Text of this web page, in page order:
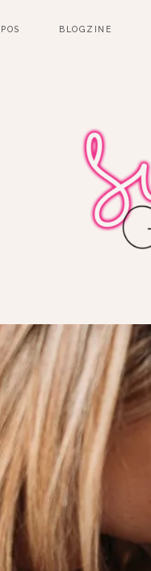
BLOGZINE